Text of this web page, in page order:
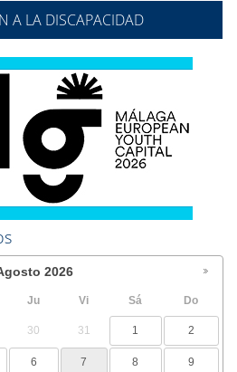
A LA DISCAPACIDAD
2026
Ju Vi Sá Do
30 31 1 2
6 7 8 9